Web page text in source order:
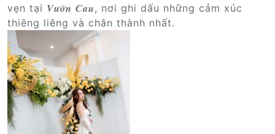
vẹn tại 𝑽𝒖̛𝒐̛̀𝒏 𝑪𝒂𝒖, nơi ghi dấu những cảm xúc
thiêng liêng và chân thành nhất.